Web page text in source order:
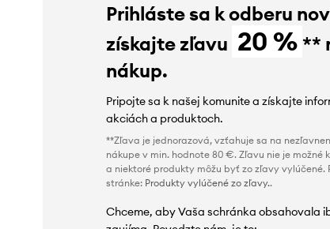
Prihláste sa k odberu
získajte zľavu 20 % **
nákup.
Pripojte sa k našej komunite a získajte
akciách a produktoch.
**Zľava je jednorazová, vzťahuje sa na
nákupe v min. hodnote 80 €. Zľavu nie je možné
a niektoré produkty môžu byť zo zľavy vylúčené.
stránke: Produkty vylúčené zo zľavy..
Chceme, aby Vaša schránka obsahovala